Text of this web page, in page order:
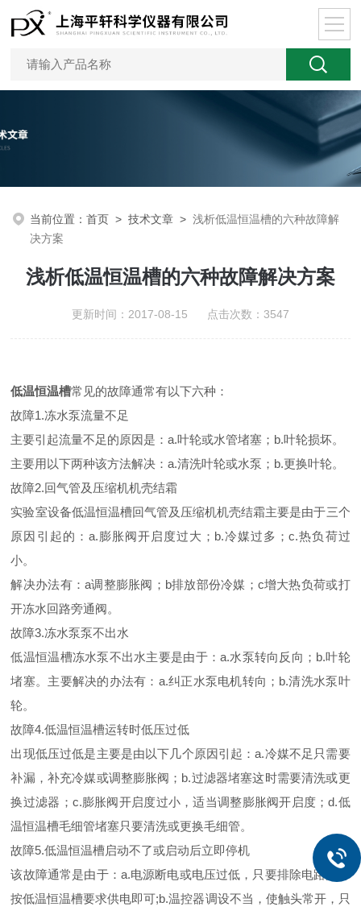
当前位置：首页 >技术文章 >浅析低温恒温槽的六种故障解
决方案
浅析低温恒温槽的六种故障解决方案
更新时间：2017-08-15 点击次数：3547
低温恒温槽常见的故障通常有以下六种：
故障1.冻水泵流量不足
主要引起流量不足的原因是：a.叶轮或水管堵塞；b.叶轮损坏。
主要用以下两种该方法解决：a.清洗叶轮或水泵；b.更换叶轮。
故障2.回气管及压缩机机壳结霜
实验室设备低温恒温槽回气管及压缩机机壳结霜主要是由于三个
原因引起的：a.膨胀阀开启度过大；b.冷媒过多；c.热负荷过
小。
解决办法有：a调整膨胀阀；b排放部份冷媒；c增大热负荷或打
开冻水回路旁通阀。
故障3.冻水泵泵不出水
低温恒温槽冻水泵不出水主要是由于：a.水泵转向反向；b.叶轮
堵塞。主要解决的办法有：a.纠正水泵电机转向；b.清洗水泵叶
轮。
故障4.低温恒温槽运转时低压过低
出现低压过低是主要是由以下几个原因引起：a.冷媒不足只需要
补漏，补充冷媒或调整膨胀阀；b.过滤器堵塞这时需要清洗或更
换过滤器；c.膨胀阀开启度过小，适当调整膨胀阀开启度；d.低
温恒温槽毛细管堵塞只要清洗或更换毛细管。
故障5.低温恒温槽启动不了或启动后立即停机
该故障通常是由于：a.电源断电或电压过低，只要排除电路故障
按低温恒温槽要求供电即可;b.温控器调设不当，使触头常开，只